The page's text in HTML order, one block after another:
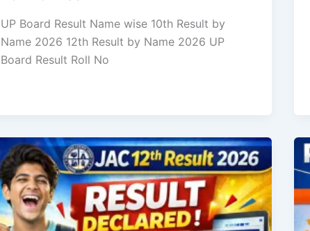
UP Board Result Name wise 10th Result by
Name 2026 12th Result by Name 2026 UP
Board Result Roll No